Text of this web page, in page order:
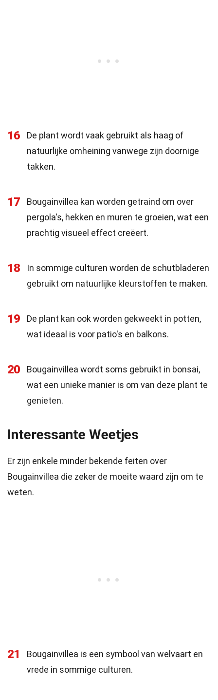
16
De plant wordt vaak gebruikt als haag of
natuurlijke omheining vanwege zijn doornige
takken.
17
Bougainvillea kan worden getraind om over
pergola's, hekken en muren te groeien, wat een
prachtig visueel effect creëert.
18
In sommige culturen worden de schutbladeren
gebruikt om natuurlijke kleurstoffen te maken.
19
De plant kan ook worden gekweekt in potten,
wat ideaal is voor patio's en balkons.
20
Bougainvillea wordt soms gebruikt in bonsai,
wat een unieke manier is om van deze plant te
genieten.
Interessante Weetjes
Er zijn enkele minder bekende feiten over
Bougainvillea die zeker de moeite waard zijn om te
weten.
21
Bougainvillea is een symbool van welvaart en
vrede in sommige culturen.